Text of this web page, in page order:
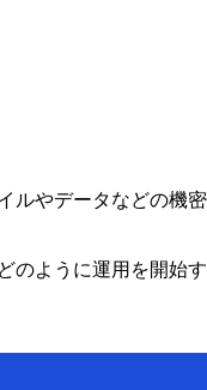
やデータなどの機
のように運用を開始